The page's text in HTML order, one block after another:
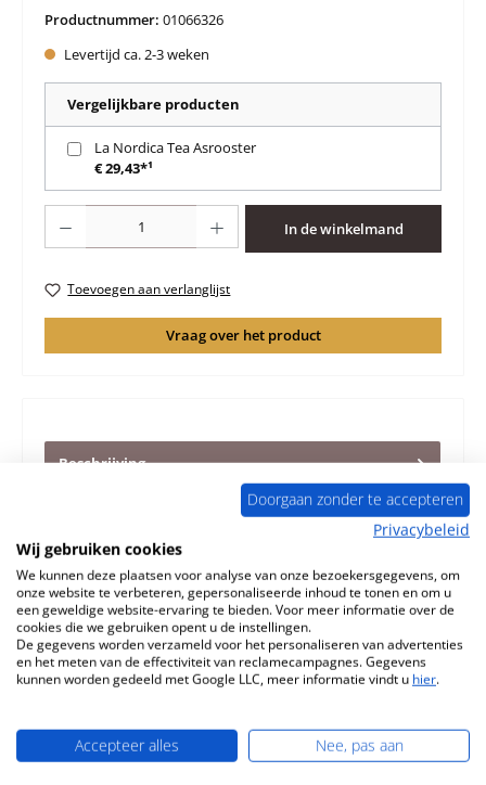
Productnummer: 01066326
Levertijd ca. 2-3 weken
Vergelijkbare producten
La Nordica Tea Asrooster
€ 29,43*¹
In de winkelmand
Toevoegen aan verlanglijst
Vraag over het product
Beschrijving
Deurafdichting voor de Houtkachel La Nordica Tea La
Nordica Tea Deurafdichting Kerngegevens: afdichting,
Eigenschappen
Informatie over productveiligheid
Doorgaan zonder te accepteren
Privacybeleid
Wij gebruiken cookies
We kunnen deze plaatsen voor analyse van onze bezoekersgegevens, om
onze website te verbeteren, gepersonaliseerde inhoud te tonen en om u
een geweldige website-ervaring te bieden. Voor meer informatie over de
cookies die we gebruiken opent u de instellingen.
De gegevens worden verzameld voor het personaliseren van advertenties
en het meten van de effectiviteit van reclamecampagnes. Gegevens
kunnen worden gedeeld met Google LLC, meer informatie vindt u hier.
Accepteer alles Nee, pas aan